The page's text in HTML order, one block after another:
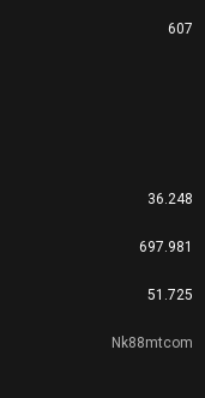
607
36.248
697.981
51.725
Nk88mtcom